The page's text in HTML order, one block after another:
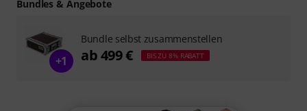
Bundles & Angebote
+1
Bundle selbst zusammenstellen
ab 499 € BIS ZU 8% RABATT